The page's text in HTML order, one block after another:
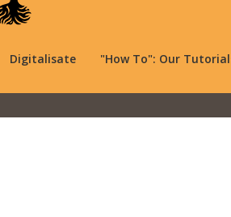
Digitalisate "How To": Our